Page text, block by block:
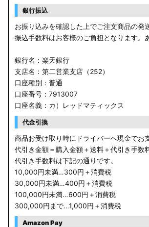
銀行振込
お振り込みを確認した上でご注文商品の発
振込手数料はお客様のご負担となります。
銀行名：楽天銀行
支店名：第二営業支店（252）
口座種別：普通
口座番号：7913007
口座名義：カ）レッドマティックス
代金引換
商品お受け取り時にドライバーへ現金でお
代引き金額＝購入金額＋送料＋代引き手数
代引き手数料は下記の通りです。
10,000円未満…300円＋消費税
30,000円未満…400円＋消費税
100,000円未満…600円＋消費税
300,000円まで…1,000円＋消費税
Amazon Pay